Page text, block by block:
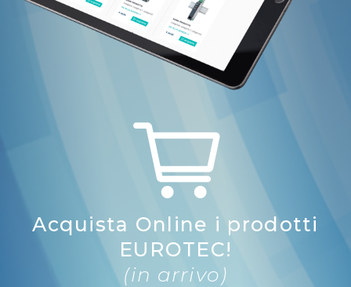
Acquista Online i prodotti
EUROTEC!
(in arrivo)